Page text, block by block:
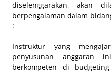
diselenggarakan, akan
berpengalaman dalam
:
Instruktur yang
penyusunan anggaran
berkompeten di